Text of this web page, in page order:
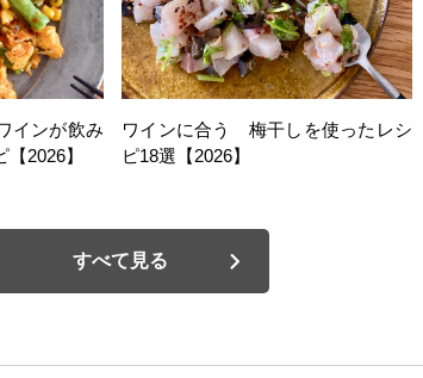
インが飲み
2026】
ワインに合う 梅干しを使ったレシ
ピ18選【2026】
すべて見る